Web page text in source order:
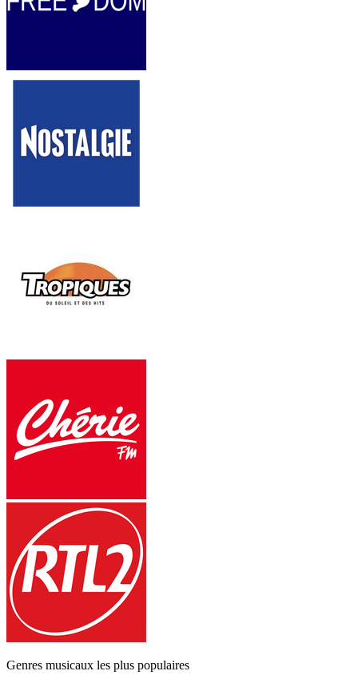
Genres musicaux les plus populaires